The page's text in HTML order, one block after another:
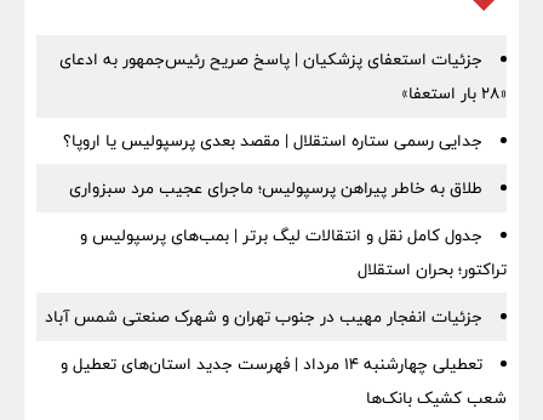
جزئیات استعفای پزشکیان | پاسخ صریح رئیس‌جمهور به ادعای
«۲۸ بار استعفا»
جدایی رسمی ستاره استقلال | مقصد بعدی پرسپولیس یا اروپا؟
طلاق به خاطر پیراهن پرسپولیس؛ ماجرای عجیب مرد سبزواری
جدول کامل نقل و انتقالات لیگ برتر | بمب‌های پرسپولیس و
تراکتور؛ بحران استقلال
جزئیات انفجار مهیب در جنوب تهران و شهرک صنعتی شمس آباد
تعطیلی چهارشنبه ۱۴ مرداد | فهرست جدید استان‌های تعطیل و
شعب کشیک بانک‌ها